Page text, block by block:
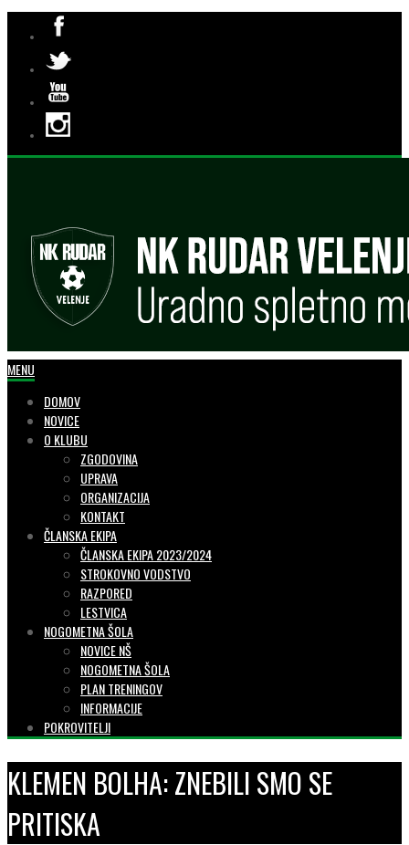
MENU
DOMOV
NOVICE
O KLUBU
ZGODOVINA
UPRAVA
ORGANIZACIJA
KONTAKT
ČLANSKA EKIPA
ČLANSKA EKIPA 2023/2024
STROKOVNO VODSTVO
RAZPORED
LESTVICA
NOGOMETNA ŠOLA
NOVICE NŠ
NOGOMETNA ŠOLA
PLAN TRENINGOV
INFORMACIJE
POKROVITELJI
KLEMEN BOLHA: ZNEBILI SMO SE
PRITISKA